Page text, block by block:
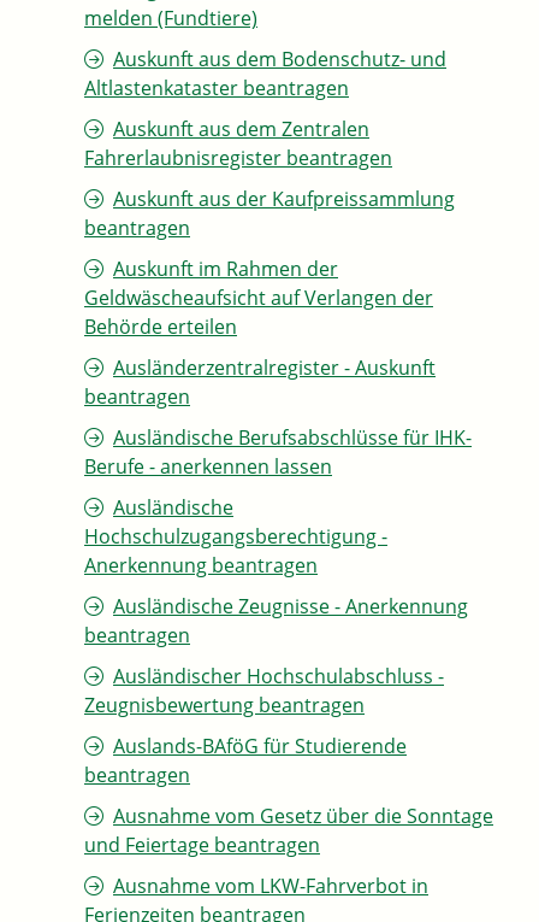
melden (Fundtiere)
Auskunft aus dem Bodenschutz- und
Altlastenkataster beantragen
Auskunft aus dem Zentralen
Fahrerlaubnisregister beantragen
Auskunft aus der Kaufpreissammlung
beantragen
Auskunft im Rahmen der
Geldwäscheaufsicht auf Verlangen der
Behörde erteilen
Ausländerzentralregister - Auskunft
beantragen
Ausländische Berufsabschlüsse für IHK-
Berufe - anerkennen lassen
Ausländische
Hochschulzugangsberechtigung -
Anerkennung beantragen
Ausländische Zeugnisse - Anerkennung
beantragen
Ausländischer Hochschulabschluss -
Zeugnisbewertung beantragen
Auslands-BAföG für Studierende
beantragen
Ausnahme vom Gesetz über die Sonntage
und Feiertage beantragen
Ausnahme vom LKW-Fahrverbot in
Ferienzeiten beantragen